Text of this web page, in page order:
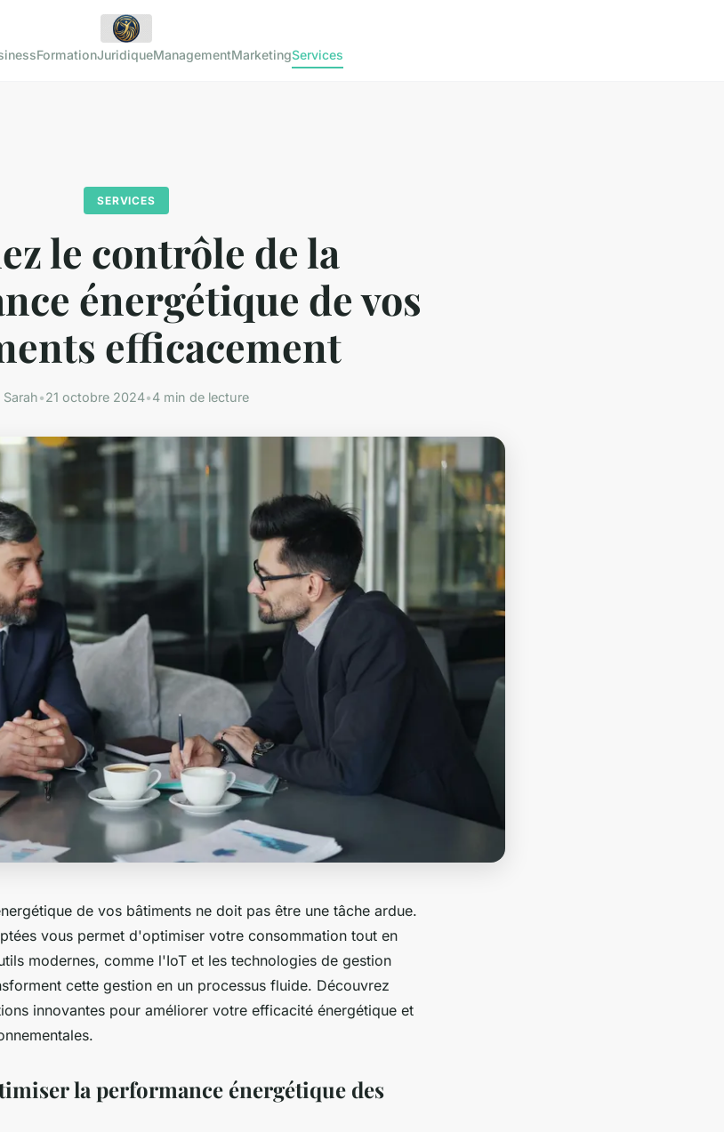
FormationJuridiqueManagementMarketingServices
SERVICES
le contrôle de la
énergétique de vos
efficacement
Sarah•21 octobre 2024•4 min de lecture
de vos bâtiments ne doit pas être une tâche ardue.
vous permet d'optimiser votre consommation tout en
modernes, comme l'IoT et les technologies de gestion
cette gestion en un processus fluide. Découvrez
innovantes pour améliorer votre efficacité énergétique et
la performance énergétique des